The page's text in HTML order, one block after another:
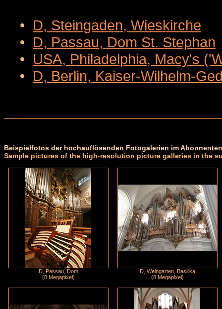
• D, Steingaden, Wieskirche
• D, Passau, Dom St. Stephan
• USA, Philadelphia, Macy's
• D, Berlin, Kaiser-Wilhelm-
Beispielfotos der hochauflösenden Fotogalerien im
Sample pictures of the high-resolution picture galleries in the
D, Passau, Dom
(8 Megapixel)
D, Weingarten, Basilika
(8 Megapixel)